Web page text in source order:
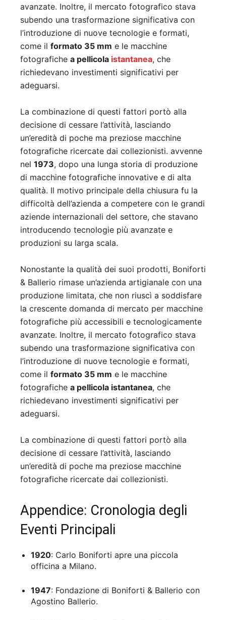
avanzate. Inoltre, il mercato fotografico stava
subendo una trasformazione significativa con
l’introduzione di nuove tecnologie e formati,
come il formato 35 mm e le macchine
fotografiche a pellicola istantanea, che
richiedevano investimenti significativi per
adeguarsi.
La combinazione di questi fattori portò alla
decisione di cessare l’attività, lasciando
un’eredità di poche ma preziose macchine
fotografiche ricercate dai collezionisti. avvenne
nel 1973, dopo una lunga storia di produzione
di macchine fotografiche innovative e di alta
qualità. Il motivo principale della chiusura fu la
difficoltà dell’azienda a competere con le grandi
aziende internazionali del settore, che stavano
introducendo tecnologie più avanzate e
produzioni su larga scala.
Nonostante la qualità dei suoi prodotti, Boniforti
& Ballerio rimase un’azienda artigianale con una
produzione limitata, che non riuscì a soddisfare
la crescente domanda di mercato per macchine
fotografiche più accessibili e tecnologicamente
avanzate. Inoltre, il mercato fotografico stava
subendo una trasformazione significativa con
l’introduzione di nuove tecnologie e formati,
come il formato 35 mm e le macchine
fotografiche a pellicola istantanea, che
richiedevano investimenti significativi per
adeguarsi.
La combinazione di questi fattori portò alla
decisione di cessare l’attività, lasciando
un’eredità di poche ma preziose macchine
fotografiche ricercate dai collezionisti.
Appendice: Cronologia degli
Eventi Principali
1920: Carlo Boniforti apre una piccola
officina a Milano.
1947: Fondazione di Boniforti & Ballerio con
Agostino Ballerio.